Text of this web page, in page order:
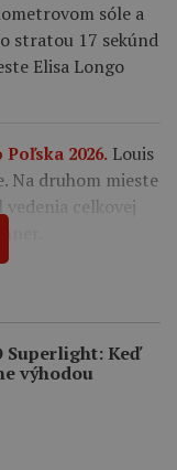
sóle a
stratou 17 sekúnd
Elisa Longo
2026. Louis
Na druhom mieste
celkovej
Superlight: Keď
výhodou